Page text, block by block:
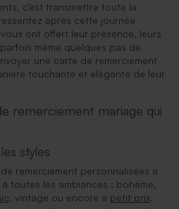
c’est transmettre toute la
après cette journée
ont offert leur présence, leurs
même quelques pas de
une carte de remerciement
touchante et élégante de leur
remerciement mariage qui
styles
remerciement personnalisées a
toutes les ambiances : bohème,
, vintage ou encore à petit prix.